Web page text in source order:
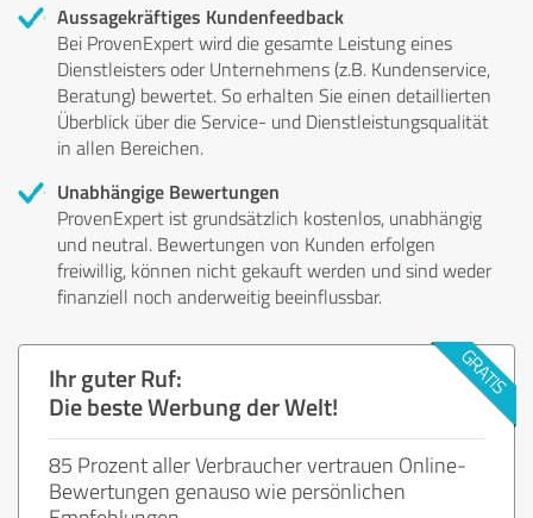
Aussagekräftiges Kundenfeedback
Bei ProvenExpert wird die gesamte Leistung eines
Dienstleisters oder Unternehmens (z.B. Kundenservice,
Beratung) bewertet. So erhalten Sie einen detaillierten
Überblick über die Service- und Dienstleistungsqualität
in allen Bereichen.
Unabhängige Bewertungen
ProvenExpert ist grundsätzlich kostenlos, unabhängig
und neutral. Bewertungen von Kunden erfolgen
freiwillig, können nicht gekauft werden und sind weder
finanziell noch anderweitig beeinflussbar.
Ihr guter Ruf:
Die beste Werbung der Welt!
85 Prozent aller Verbraucher vertrauen Online-
Bewertungen genauso wie persönlichen